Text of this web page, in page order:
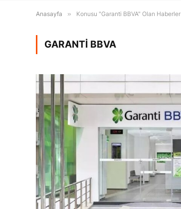
Anasayfa » Konusu "Garanti BBVA" Olan Haberler
GARANTI BBVA